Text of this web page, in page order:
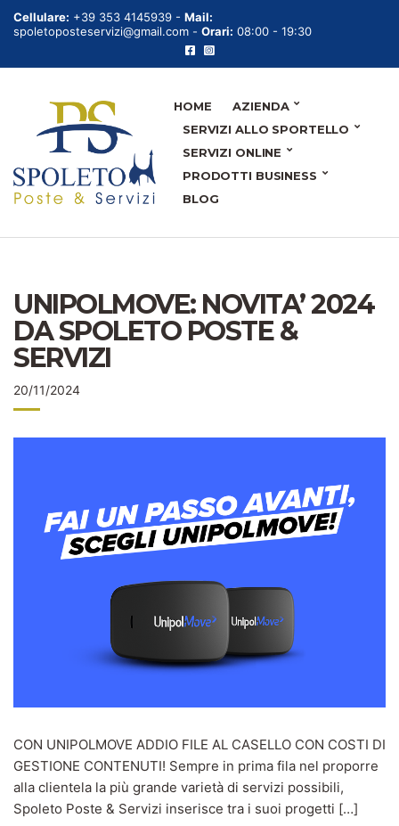
Cellulare: +39 353 4145939 - Mail:
spoletoposteservizi@gmail.com - Orari: 08:00 - 19:30
HOME
AZIENDA
SERVIZI ALLO SPORTELLO
SERVIZI ONLINE
PRODOTTI BUSINESS
BLOG
UNIPOLMOVE: NOVITA’ 2024
DA SPOLETO POSTE &
SERVIZI
20/11/2024
CON UNIPOLMOVE ADDIO FILE AL CASELLO CON COSTI DI
GESTIONE CONTENUTI! Sempre in prima fila nel proporre
alla clientela la più grande varietà di servizi possibili,
Spoleto Poste & Servizi inserisce tra i suoi progetti […]